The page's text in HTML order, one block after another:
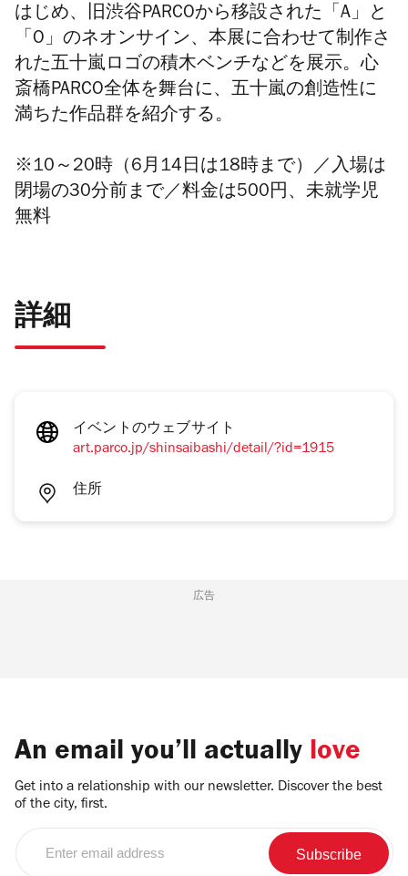
はじめ、旧渋谷PARCOから移設された「 A」と
「 O」のネオンサイン、本展に合わせて制作さ
れた五十嵐ロゴの積木ベンチなどを展示。心
斎橋PARCO全体を舞台に、五十嵐の創造性に
満ちた作品群を紹介する。
※10～20時（6月14日は18時まで）／入場は
閉場の30分前まで／料金は500円、未就学児
無料
詳細
イベントのウェブサイト
art.parco.jp/shinsaibashi/detail/?id=1915
住所
広告
An email you’ll actually love
Get into a relationship with our newsletter. Discover the best
of the city, first.
email